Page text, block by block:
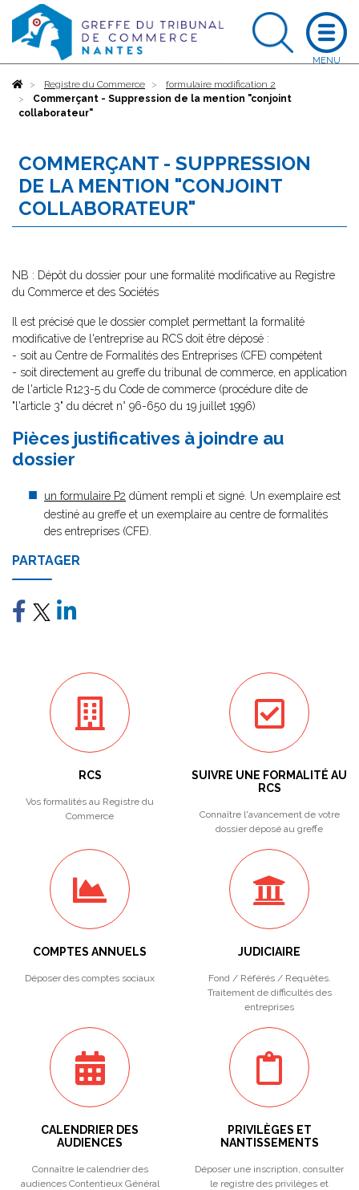
AccueilRegistre du Commerce
formulaire modification 2
Commerçant - Suppression de la mention "conjoint
collaborateur"
COMMERÇANT - SUPPRESSION
DE LA MENTION "CONJOINT
COLLABORATEUR"
NB : Dépôt du dossier pour une formalité modificative au Registre
du Commerce et des Sociétés
Il est précisé que le dossier complet permettant la formalité
modificative de l'entreprise au RCS doit être déposé :
- soit au Centre de Formalités des Entreprises (CFE) compétent
- soit directement au greffe du tribunal de commerce, en application
de l'article R123-5 du Code de commerce (procédure dite de
"l'article 3" du décret n° 96-650 du 19 juillet 1996)
Pièces justificatives à joindre au
dossier
un formulaire P2 dûment rempli et signé. Un exemplaire est
destiné au greffe et un exemplaire au centre de formalités
des entreprises (CFE).
PARTAGER
RCS
Vos formalités au Registre du
Commerce
SUIVRE UNE FORMALITÉ AU
RCS
Connaître l'avancement de votre
dossier déposé au greffe
COMPTES ANNUELS
Déposer des comptes sociaux
JUDICIAIRE
Fond / Référés / Requêtes.
Traitement de difficultés des
entreprises
CALENDRIER DES
AUDIENCES
Connaître le calendrier des
audiences Contentieux Général
PRIVILÈGES ET
NANTISSEMENTS
Déposer une inscription, consulter
le registre des privilèges et